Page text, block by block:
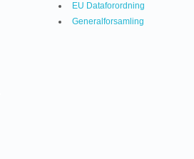
EU Dataforordning
Generalforsamling